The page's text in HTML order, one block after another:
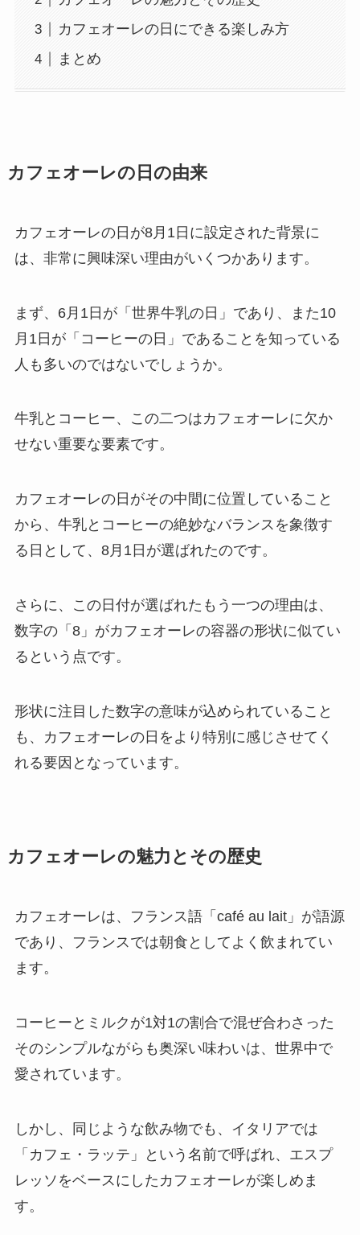
カフェオーレの日にできる楽しみ方
まとめ
カフェオーレの日の由来
カフェオーレの日が8月1日に設定された背景に
は、非常に興味深い理由がいくつかあります。
まず、6月1日が「世界牛乳の日」であり、また10
月1日が「コーヒーの日」であることを知っている
人も多いのではないでしょうか。
牛乳とコーヒー、この二つはカフェオーレに欠か
せない重要な要素です。
カフェオーレの日がその中間に位置していること
から、牛乳とコーヒーの絶妙なバランスを象徴す
る日として、8月1日が選ばれたのです。
さらに、この日付が選ばれたもう一つの理由は、
数字の「8」がカフェオーレの容器の形状に似てい
るという点です。
形状に注目した数字の意味が込められていること
も、カフェオーレの日をより特別に感じさせてく
れる要因となっています。
カフェオーレの魅力とその歴史
カフェオーレは、フランス語「café au lait」が語源
であり、フランスでは朝食としてよく飲まれてい
ます。
コーヒーとミルクが1対1の割合で混ぜ合わさった
そのシンプルながらも奥深い味わいは、世界中で
愛されています。
しかし、同じような飲み物でも、イタリアでは
「カフェ・ラッテ」という名前で呼ばれ、エスプ
レッソをベースにしたカフェオーレが楽しめま
す。